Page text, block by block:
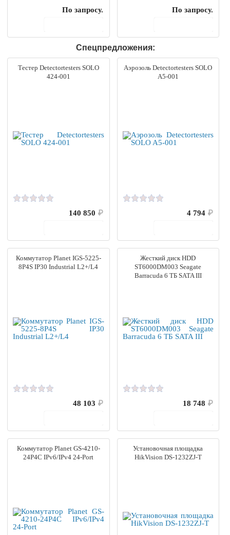
По запросу.
По запросу.
Спецпредложения:
Тестер Detectortesters SOLO
424-001
140 850 ₽
Аэрозоль Detectortesters SOLO
A5-001
4 794 ₽
Коммутатор Planet IGS-5225-
8P4S IP30 Industrial L2+/L4
48 103 ₽
Жесткий диск HDD
ST6000DM003 Seagate
Barracuda 6 ТБ SATA III
18 748 ₽
Коммутатор Planet GS-4210-
24P4C IPv6/IPv4 24-Port
Установочная площадка
HikVision DS-1232ZJ-T